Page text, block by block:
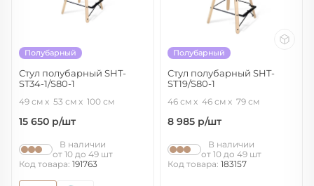
Полубарный
Стул полубарный SHT-
ST34-1/S80-1
49 см 53 см 100 см
15 650 р/шт
В наличии
от 10 до 49 шт
Код товара: 191763
Полубарный
Стул полубарный SHT-
ST19/S80-1
46 см 46 см 79 см
8 985 р/шт
В наличии
от 10 до 49 шт
Код товара: 183157